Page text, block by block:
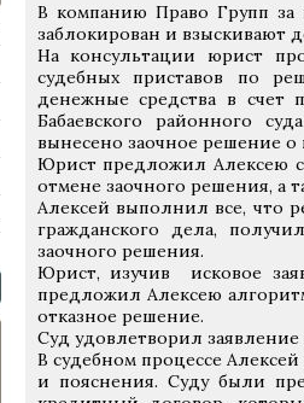
В компанию Право Групп за
заблокирован и взыскивают
На консультации юрист
судебных приставов по
денежные средства в счет
Бабаевского районного
вынесено заочное решение о
Юрист предложил Алексею
отмене заочного решения, а
Алексей выполнил все, что
гражданского дела,
заочного решения.
Юрист, изучив исковое
предложил Алексею
отказное решение.
Суд удовлетворил
В судебном процессе
и пояснения. Суду были